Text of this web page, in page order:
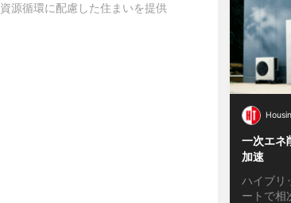
資源循環に配慮した住まいを提供
一次エ
加速
ハイブリ
ートで相